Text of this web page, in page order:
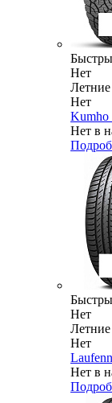
Нет
Летние
Нет
Kumho
Нет в
Нет
Летние
Нет
Нет в